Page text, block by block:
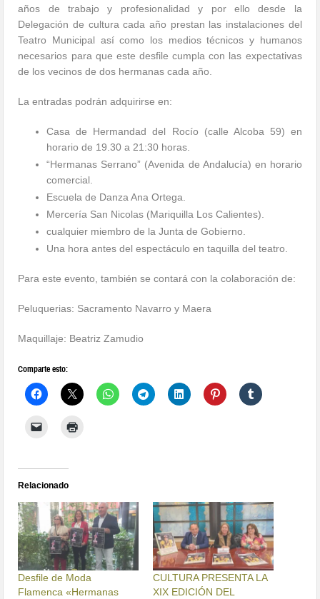
años de trabajo y profesionalidad y por ello desde la
Delegación de cultura cada año prestan las instalaciones del
Teatro Municipal así como los medios técnicos y humanos
necesarios para que este desfile cumpla con las expectativas
de los vecinos de dos hermanas cada año.
La entradas podrán adquirirse en:
Casa de Hermandad del Rocío (calle Alcoba 59) en
horario de 19.30 a 21:30 horas.
“Hermanas Serrano” (Avenida de Andalucía) en horario
comercial.
Escuela de Danza Ana Ortega.
Mercería San Nicolas (Mariquilla Los Calientes).
cualquier miembro de la Junta de Gobierno.
Una hora antes del espectáculo en taquilla del teatro.
Para este evento, también se contará con la colaboración de:
Peluquerias: Sacramento Navarro y Maera
Maquillaje: Beatriz Zamudio
Comparte esto:
Relacionado
Desfile de Moda
Flamenca «Hermanas
CULTURA PRESENTA LA
XIX EDICIÓN DEL